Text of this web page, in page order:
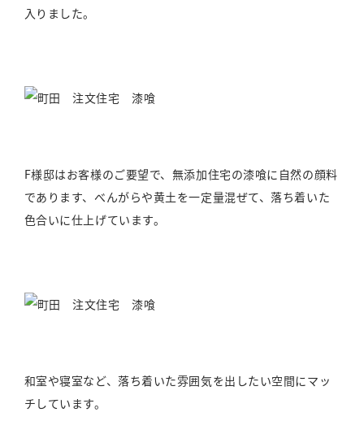
入りました。
F様邸はお客様のご要望で、無添加住宅の漆喰に自然の顔料
であります、べんがらや黄土を一定量混ぜて、落ち着いた
色合いに仕上げています。
和室や寝室など、落ち着いた雰囲気を出したい空間にマッ
チしています。